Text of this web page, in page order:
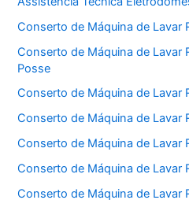
Conserto de Máquina de Lavar
Conserto de Máquina de Lavar
Posse
Conserto de Máquina de Lavar
Conserto de Máquina de Lavar
Conserto de Máquina de Lavar
Conserto de Máquina de Lavar
Conserto de Máquina de Lavar